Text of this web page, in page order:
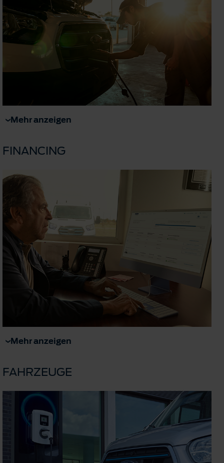
Mehr anzeigen
FINANCING
Mehr anzeigen
FAHRZEUGE